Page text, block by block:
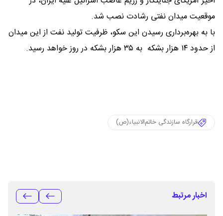
موقعیت میدان نفتی رشادت نصب شد.
با به بهره‌برداری رسیدن این سکو، ظرفیت تولید نفت از این میدان
از حدود ۱۴ هزار بشکه به ۳۵ هزار بشکه در روز خواهد رسید.
قرارگاه سازندگی خاتم‌الانبیاء(ص)
اخبار مرتبط